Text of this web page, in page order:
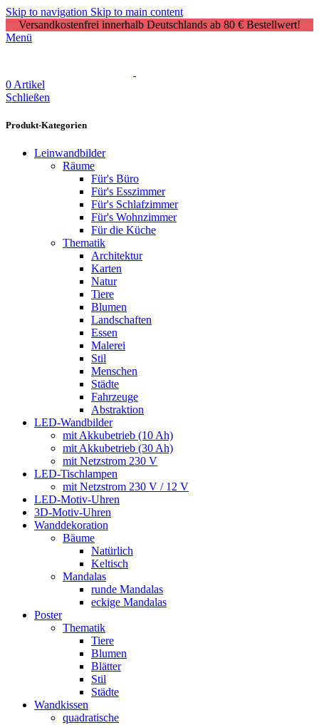
Skip to navigation Skip to main content
Versandkostenfrei innerhalb Deutschlands ab 80 € Bestellwert!
Menü
0 Artikel
Schließen
Produkt-Kategorien
Leinwandbilder
Räume
Für's Büro
Für's Esszimmer
Für's Schlafzimmer
Für's Wohnzimmer
Für die Küche
Thematik
Architektur
Karten
Natur
Tiere
Blumen
Landschaften
Essen
Malerei
Stil
Menschen
Städte
Fahrzeuge
Abstraktion
LED-Wandbilder
mit Akkubetrieb (10 Ah)
mit Akkubetrieb (30 Ah)
mit Netzstrom 230 V
LED-Tischlampen
mit Netzstrom 230 V / 12 V
LED-Motiv-Uhren
3D-Motiv-Uhren
Wanddekoration
Bäume
Natürlich
Keltisch
Mandalas
runde Mandalas
eckige Mandalas
Poster
Thematik
Tiere
Blumen
Blätter
Stil
Städte
Wandkissen
quadratische